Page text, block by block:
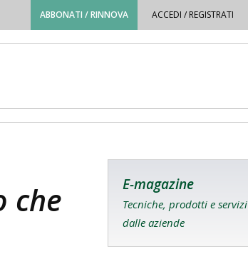
ABBONATI / RINNOVA ACCEDI / REGISTRATI
che
E-magazine
Tecniche, prodotti e servizi
dalle aziende